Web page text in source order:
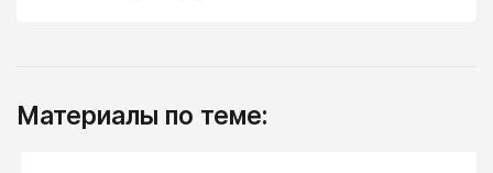
Материалы по теме: